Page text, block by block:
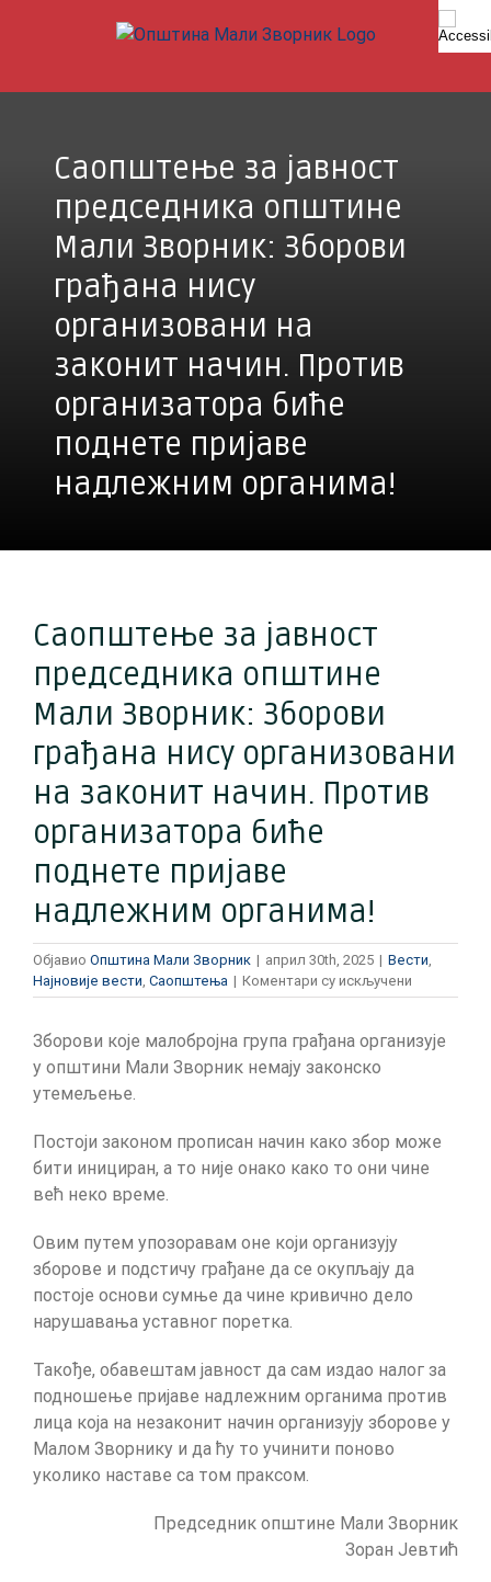
Саопштење за јавност
председника општине
Мали Зворник: Зборови
грађана нису
организовани на
законит начин. Против
организатора биће
поднете пријаве
надлежним органима!
Саопштење за јавност
председника општине
Мали Зворник: Зборови
грађана нису организовани
на законит начин. Против
организатора биће
поднете пријаве
надлежним органима!
Објавио Општина Мали Зворник | април 30th, 2025 | Вести
Најновије вести Саопштења | Коментари су искључени
Саопштење
јавност
Зборови
грађана
начин.
Против
пријаве
надлежним
органима!
Зборови које малобројна група грађана организује
у општини Мали Зворник немају законско
утемељење.
Постоји законом прописан начин како збор може
бити инициран, а то није онако како то они чине
већ неко време.
Овим путем упозоравам оне који организују
зборове и подстичу грађане да се окупљају да
постоје основи сумње да чине кривично дело
нарушавања уставног поретка.
Такође, обавештам јавност да сам издао налог за
подношење пријаве надлежним органима против
лица која на незаконит начин организују зборове у
Малом Зворнику и да ћу то учинити поново
уколико наставе са том праксом.
Председник општине Мали Зворник
Зоран Јевтић